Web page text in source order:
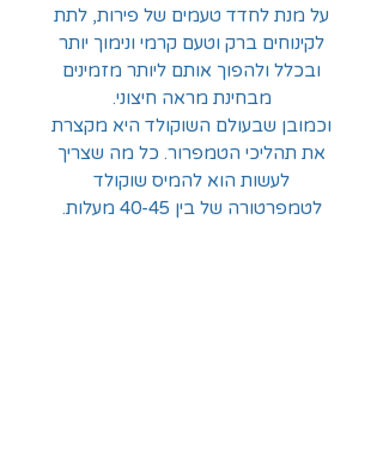
על מנת לחדד טעמים של פירות, לתת
לקינוחים ברק וטעם קרמי ונימוך יותר
ובכלל ולהפוך אותם ליותר מזמינים
מבחינת מראה חיצוני.
וכמובן שבעולם השוקולד היא מקצרת
את תהליכי הטמפרור. כל מה שצריך
לעשות הוא להמיס שוקולד
לטמפרטורה של בין 40-45 מעלות.